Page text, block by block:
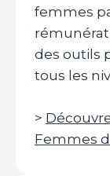
femmes
des outils
tous les
>
Femmes